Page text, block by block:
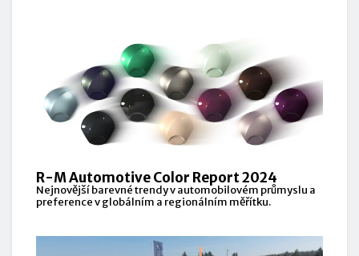
R-M Automotive Color Report 2024
Nejnovější barevné trendy v automobilovém průmyslu a
preference v globálním a regionálním měřítku.